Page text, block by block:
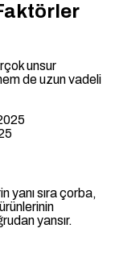
unsur
de uzun vadeli
yanı sıra çorba,
yansır.